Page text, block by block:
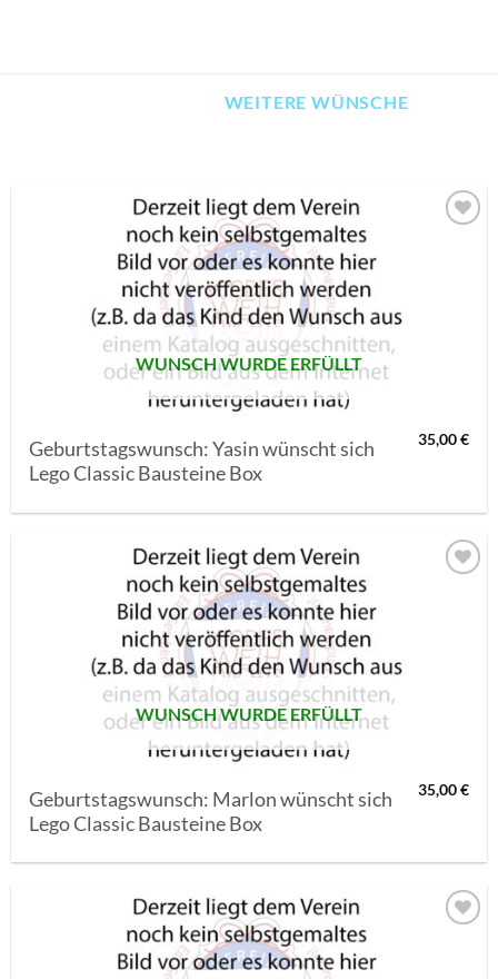
WEITERE WÜNSCHE
WUNSCH WURDE ERFÜLLT
Geburtstagswunsch: Yasin wünscht sich
Lego Classic Bausteine Box
35,00€
WUNSCH WURDE ERFÜLLT
Geburtstagswunsch: Marlon wünscht sich
Lego Classic Bausteine Box
35,00€